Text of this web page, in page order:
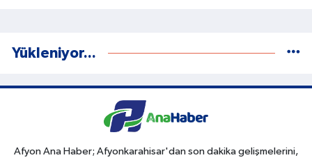
Yükleniyor...
Afyon Ana Haber; Afyonkarahisar'dan son dakika gelişmelerini,